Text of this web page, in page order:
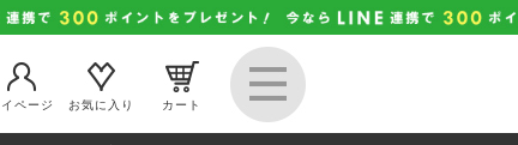
ページ
お気に入り カート